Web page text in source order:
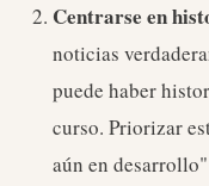
Centrarse en
noticias
puede haber
curso. Priorizar
aún en